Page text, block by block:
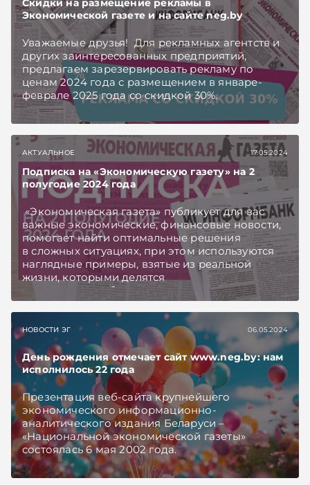
Скидки на размещение рекламы в
Экономической газете и на сайте neg.by
Уважаемые друзья! Для рекламных агентств и
других заинтересованных предприятий,
предлагаем зарезервировать рекламу по
ценам 2024 года с размещением в январе-
феврале 2025 года со скидкой 30%.
АКТУАЛЬНОЕ 17.05.2024
Подписка на «Экономическую газету» на 2
полугодие 2024 года
«Экономическая газета» публикует для вас
важные экономические, финансовые новости,
помогает найти оптимальные решения
в сложных ситуациях, при этом используются
наглядные примеры, взятые из реальной
жизни, которыми делятся
практикующие бухгалтеры, налоговые
консультанты, аудиторы, экономисты, юристы.
НОВОСТИ ЭГ 06.05.2024
День рождения отмечает сайт www.nеg.bу: нам
исполнилось 22 года
Презентация веб-сайта крупнейшего
экономического информационно-
аналитического издания Беларуси –
«Национальной экономической газеты»
состоялась 6 мая 2002 года.